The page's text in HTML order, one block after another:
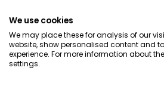
We use cookies
We may place these for analysis of our
website, show personalised content and
experience. For more information about
settings.